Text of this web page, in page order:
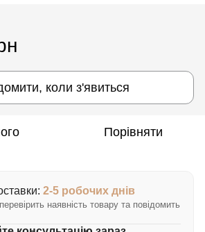
коли з'явиться
Порівняти
2-5 робочих днів
наявність товару та повідомить